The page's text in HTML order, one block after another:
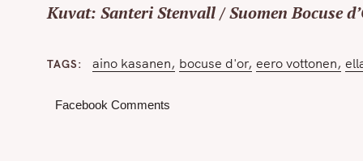
Kuvat: Santeri Stenvall / Suomen Bocuse
TAGS aino kasanen bocuse d'or eero vottonen
Facebook Comments